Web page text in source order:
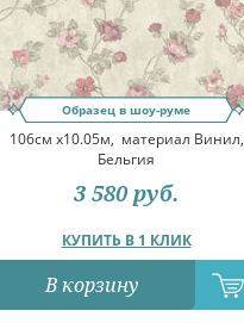
Образец в шоу-руме
106см x10.05м, материал Винил,
Бельгия
КУПИТЬ В 1 КЛИК
3 580 руб.
В корзину